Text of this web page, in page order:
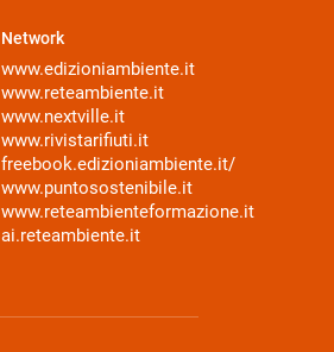
Network
www.edizioniambiente.it
www.reteambiente.it
www.nextville.it
www.rivistarifiuti.it
freebook.edizioniambiente.it/
www.puntosostenibile.it
www.reteambienteformazione.it
ai.reteambiente.it